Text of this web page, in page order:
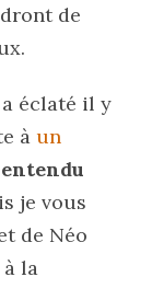
de
éclaté il y
àun
entendu
je vous
de Néo
la